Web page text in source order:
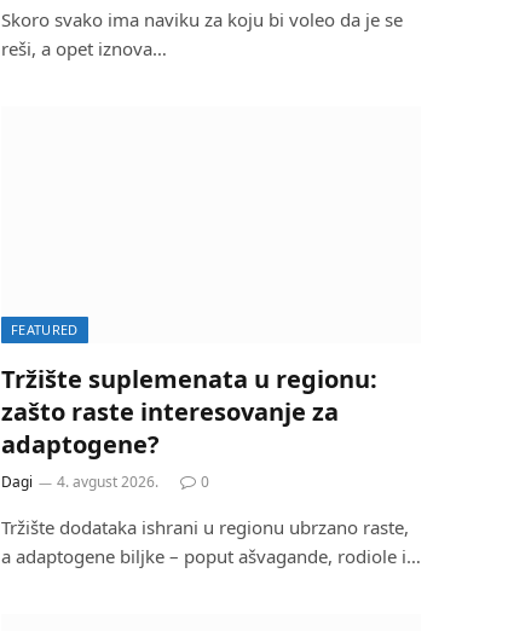
Skoro svako ima naviku za koju bi voleo da je se
reši, a opet iznova…
FEATURED
Tržište suplemenata u regionu:
zašto raste interesovanje za
adaptogene?
Dagi 4. avgust 2026. 0
Tržište dodataka ishrani u regionu ubrzano raste,
a adaptogene biljke – poput ašvagande, rodiole i…